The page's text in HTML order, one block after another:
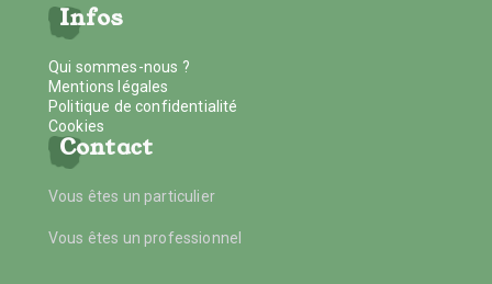
Infos
Qui sommes-nous ?
Mentions légales
Politique de confidentialité
Cookies
Contact
Vous êtes un particulier
Vous êtes un professionnel